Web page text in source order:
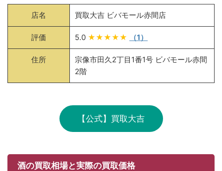
店名 買取大吉 ビバモール赤間店
評価 5.0 ★★★★★ （1）
住所
宗像市田久2丁目1番1号 ビバモール赤間
2階
【公式】買取大吉
酒の買取相場と実際の買取価格